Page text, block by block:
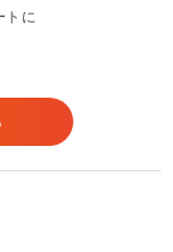
トに